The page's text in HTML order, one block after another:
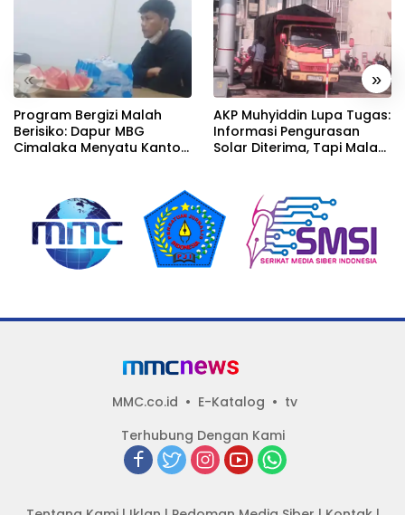
« »
Program Bergizi Malah
Berisiko: Dapur MBG
Cimalaka Menyatu Kantor
AKP Muhyiddin Lupa Tugas:
Informasi Pengurasan
Solar Diterima, Tapi Malah
MMC.co.id E-Katalog
tv
Terhubung Dengan Kami